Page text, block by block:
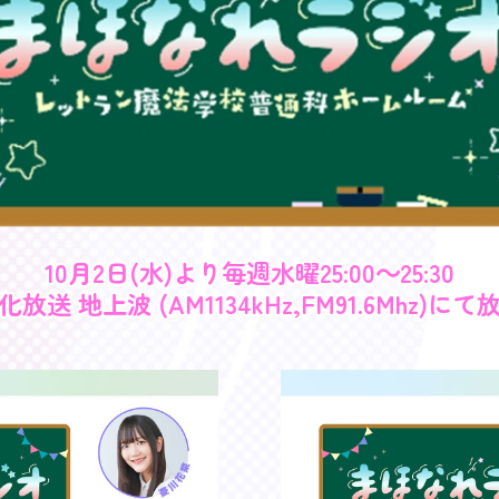
10月2日(水)より毎週水曜25:00～25:30
放送 地上波 (AM1134kHz,FM91.6Mhz)にて